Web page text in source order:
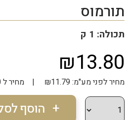
תורמוס
תכולה: 1 ק
₪13.80
מחיר לפני מע"מ: ₪11.79 | מחיר ל 100 גרם: ₪1.38